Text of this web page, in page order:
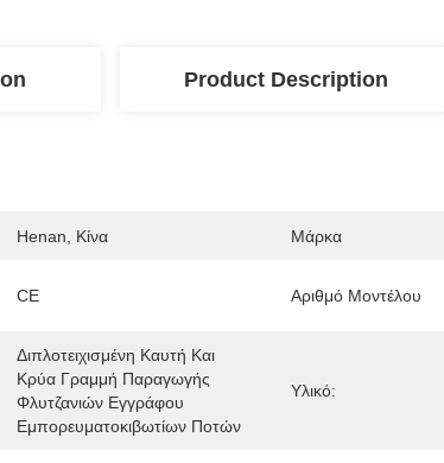
Product Description
Henan, Κίνα Μάρκα
CE Αριθμό Μοντέλου
Διπλοτειχισμένη Καυτή Και
Κρύα Γραμμή Παραγωγής
Φλυτζανιών Εγγράφου
Εμπορευματοκιβωτίων Ποτών
Υλικό: